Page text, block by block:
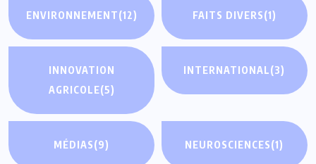
ENVIRONNEMENT(12) FAITS DIVERS(1)
INNOVATION
AGRICOLE(5)
INTERNATIONAL(3)
MÉDIAS(9) NEUROSCIENCES(1)